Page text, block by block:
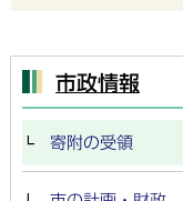
市政情報
寄附の受領